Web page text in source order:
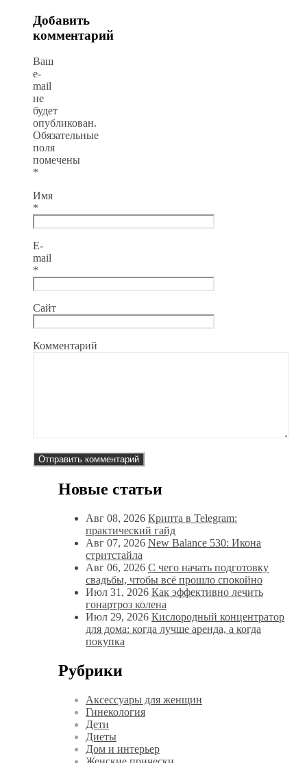
Добавить
комментарий
Ваш
e-
mail
не
будет
опубликован.
Обязательные
поля
помечены
*
Имя
*
E-
mail
*
Сайт
Комментарий
Новые статьи
Авг 08, 2026 Крипта в Telegram:
практический гайд
Авг 07, 2026 New Balance 530: Икона
стритстайла
Авг 06, 2026 С чего начать подготовку
свадьбы, чтобы всё прошло спокойно
Июл 31, 2026 Как эффективно лечить
гонартроз колена
Июл 29, 2026 Кислородный концентратор
для дома: когда лучше аренда, а когда
покупка
Рубрики
Аксессуары для женщин
Гинекология
Дети
Диеты
Дом и интерьер